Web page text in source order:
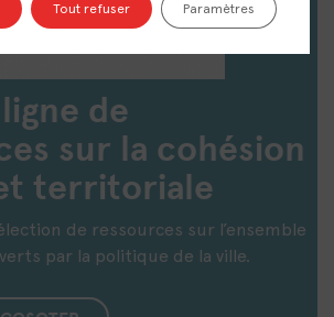
de
sur la cohésion
territoriale
de ressources sur l’ensemble
par la politique de la ville.
Tout refuser Paramètres